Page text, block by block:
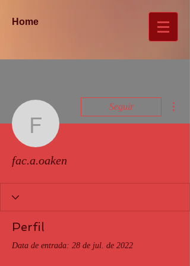
Home
fac.a.oaken
Seguir
fac.a.oaken
Perfil
Data de entrada: 28 de jul. de 2022